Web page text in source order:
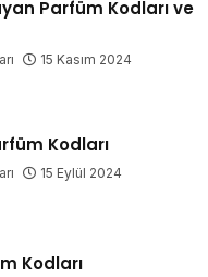
Parfüm Kodları ve
15 Kasım 2024
Kodları
15 Eylül 2024
Kodları